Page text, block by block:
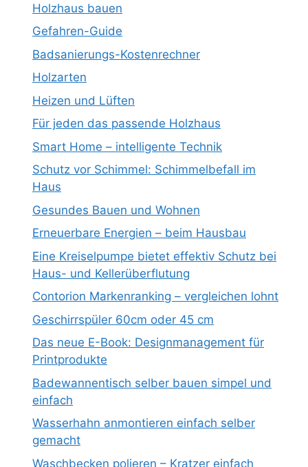
Holzhaus bauen
Gefahren-Guide
Badsanierungs-Kostenrechner
Holzarten
Heizen und Lüften
Für jeden das passende Holzhaus
Smart Home – intelligente Technik
Schutz vor Schimmel: Schimmelbefall im
Haus
Gesundes Bauen und Wohnen
Erneuerbare Energien – beim Hausbau
Eine Kreiselpumpe bietet effektiv Schutz bei
Haus- und Kellerüberflutung
Contorion Markenranking – vergleichen lohnt
Geschirrspüler 60cm oder 45 cm
Das neue E-Book: Designmanagement für
Printprodukte
Badewannentisch selber bauen simpel und
einfach
Wasserhahn anmontieren einfach selber
gemacht
Waschbecken polieren – Kratzer einfach